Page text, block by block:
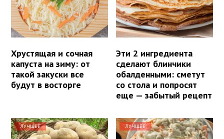
Хрустящая и сочная
капуста на зиму: от
такой закуски все
будут в восторге
Эти 2 ингредиента
сделают блинчики
обалденными: сметут
со стола и попросят
еще — забытый рецепт
ЛУЧШЕЕ ЛУЧШЕЕ